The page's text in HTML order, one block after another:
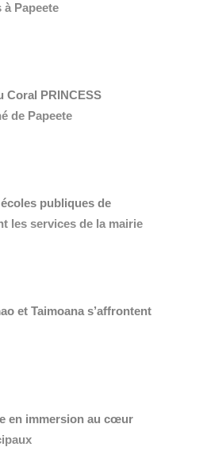
Papeete
Coral PRINCESS
de Papeete
publiques de
les services de la mairie
et Taimoana s’affrontent
en immersion au cœur